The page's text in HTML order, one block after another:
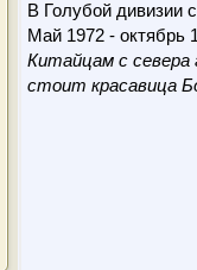
В Голубой дивизии
Май 1972 - октябрь
Китайцам с севера
стоит красавица